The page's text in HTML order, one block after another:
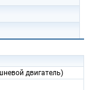
двигатель)